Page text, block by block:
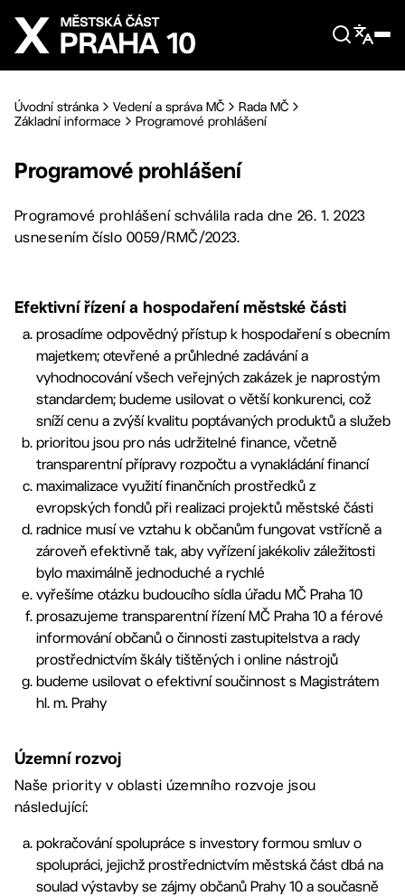
Přejít na hlavní obsah
Úvodní stránka Vedení a správa MČ
Rada MČ
Základní informace
Programové prohlášení
Programové prohlášení
Programové prohlášení schválila rada dne 26. 1. 2023
usnesením číslo 0059/RMČ/2023.
Efektivní řízení a hospodaření městské části
prosadíme odpovědný přístup k hospodaření s obecním
majetkem; otevřené a průhledné zadávání a
vyhodnocování všech veřejných zakázek je naprostým
standardem; budeme usilovat o větší konkurenci, což
sníží cenu a zvýší kvalitu poptávaných produktů a služeb
prioritou jsou pro nás udržitelné finance, včetně
transparentní přípravy rozpočtu a vynakládání financí
maximalizace využití finančních prostředků z
evropských fondů při realizaci projektů městské části
radnice musí ve vztahu k občanům fungovat vstřícně a
zároveň efektivně tak, aby vyřízení jakékoliv záležitosti
bylo maximálně jednoduché a rychlé
vyřešíme otázku budoucího sídla úřadu MČ Praha 10
prosazujeme transparentní řízení MČ Praha 10 a férové
informování občanů o činnosti zastupitelstva a rady
prostřednictvím škály tištěných i online nástrojů
budeme usilovat o efektivní součinnost s Magistrátem
hl. m. Prahy
Územní rozvoj
Naše priority v oblasti územního rozvoje jsou
následující:
pokračování spolupráce s investory formou smluv o
spolupráci, jejichž prostřednictvím městská část dbá na
soulad výstavby se zájmy občanů Prahy 10 a současně